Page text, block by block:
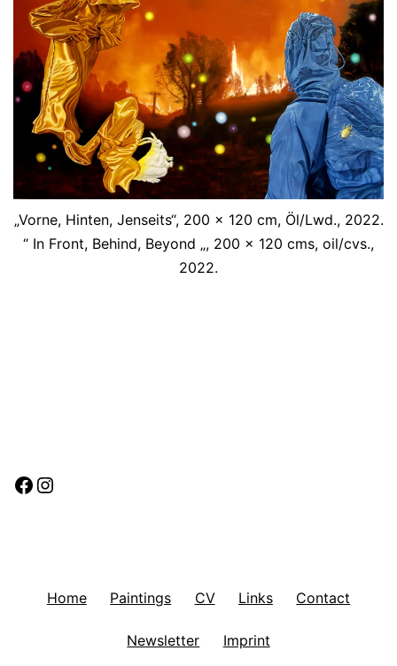
„Vorne, Hinten, Jenseits“, 200 x 120 cm, Öl/Lwd., 2022.
“ In Front, Behind, Beyond „, 200 x 120 cms, oil/cvs.,
2022.
Facebook
Instagram
Home Paintings CV Links Contact
Newsletter Imprint